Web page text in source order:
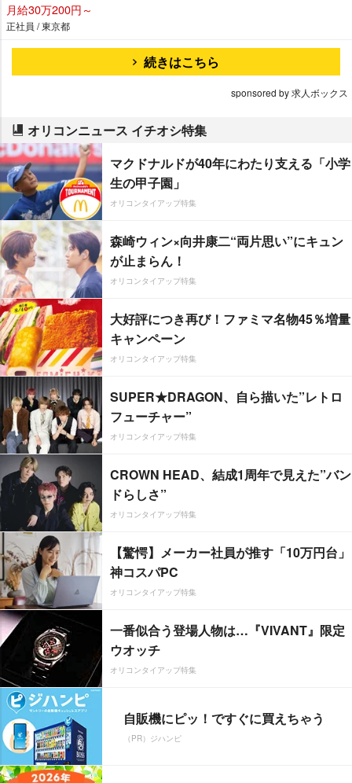
月給30万200円～
正社員 / 東京都
続きはこちら
sponsored by 求人ボックス
オリコンニュース イチオシ特集
マクドナルドが40年にわたり支える「小学
生の甲子園」
オリコンタイアップ特集
森崎ウィン×向井康二“両片思い”にキュン
が止まらん！
オリコンタイアップ特集
大好評につき再び！ファミマ名物45％増量
キャンペーン
オリコンタイアップ特集
SUPER★DRAGON、自ら描いた”レトロ
フューチャー”
オリコンタイアップ特集
CROWN HEAD、結成1周年で見えた”バン
ドらしさ”
オリコンタイアップ特集
【驚愕】メーカー社員が推す「10万円台」
神コスパPC
オリコンタイアップ特集
一番似合う登場人物は…『VIVANT』限定
ウオッチ
オリコンタイアップ特集
自販機にピッ！ですぐに買えちゃう
（PR）ジハンピ